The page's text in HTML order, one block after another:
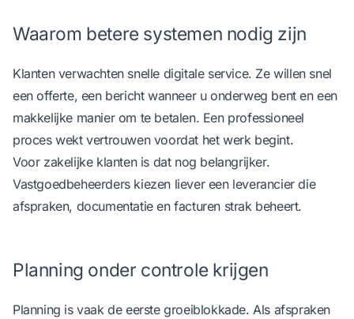
Waarom betere systemen nodig zijn
Klanten verwachten snelle digitale service. Ze willen snel
een offerte, een bericht wanneer u onderweg bent en een
makkelijke manier om te betalen. Een professioneel
proces wekt vertrouwen voordat het werk begint.
Voor zakelijke klanten is dat nog belangrijker.
Vastgoedbeheerders kiezen liever een leverancier die
afspraken, documentatie en facturen strak beheert.
Planning onder controle krijgen
Planning is vaak de eerste groeiblokkade. Als afspraken